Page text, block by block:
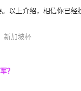
以上介绍，相信你已
新加坡杯
？